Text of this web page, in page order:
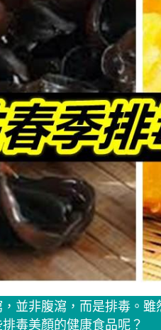
並非腹瀉，而是排毒。
毒美顏的健康食品呢？